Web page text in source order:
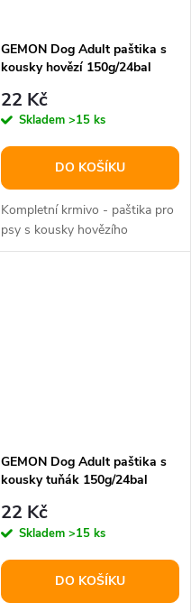
GEMON Dog Adult paštika s
kousky hovězí 150g/24bal
22 Kč
Skladem >15 ks
DO KOŠÍKU
Kompletní krmivo - paštika pro
psy s kousky hovězího
GEMON Dog Adult paštika s
kousky tuňák 150g/24bal
22 Kč
Skladem >15 ks
DO KOŠÍKU